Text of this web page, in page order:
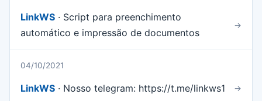
LinkWS · Script para preenchimento
automático e impressão de documentos
→
04/10/2021
LinkWS · Nosso telegram: https://t.me/linkws1 →